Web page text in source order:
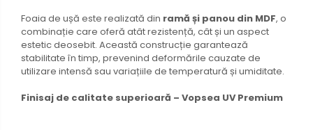
Foaia de ușă este realizată din ramă și panou din MDF, o
combinație care oferă atât rezistență, cât și un aspect
estetic deosebit. Această construcție garantează
stabilitate în timp, prevenind deformările cauzate de
utilizare intensă sau variațiile de temperatură și umiditate.
Finisaj de calitate superioară – Vopsea UV Premium